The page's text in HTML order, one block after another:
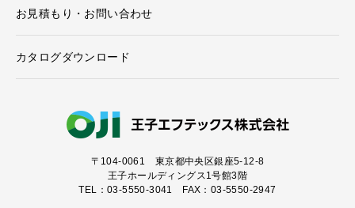
〒104-0061 東京都中央区銀座5-12-8
王子ホールディングス1号館3階
TEL：03-5550-3041 FAX：03-5550-2947
お見積もり・お問い合わせ
カタログダウンロード